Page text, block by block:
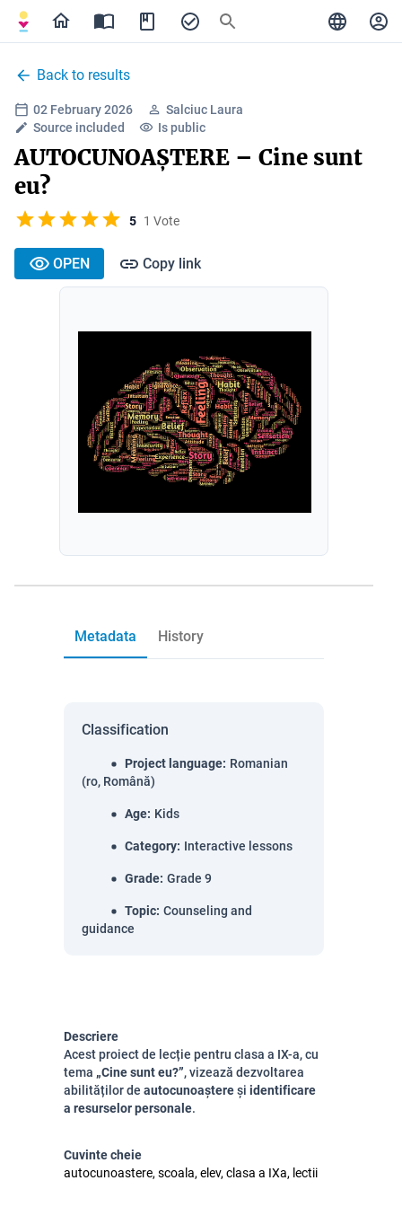
Back to results
02 February 2026
Salciuc Laura
Source included
Is public
AUTOCUNOAȘTERE – Cine sunt
eu?
5 1 Vote
OPEN Copy link
Metadata History
Classification
Project language: Romanian
(ro, Română)
Age: Kids
Category: Interactive lessons
Grade: Grade 9
Topic: Counseling and
guidance
Descriere
Acest proiect de lecție pentru clasa a IX-a, cu
tema „Cine sunt eu?”, vizează dezvoltarea
abilităților de autocunoaștereși identificare
a resurselor personale.
Cuvinte cheie
autocunoastere, scoala, elev, clasa a IXa, lectii